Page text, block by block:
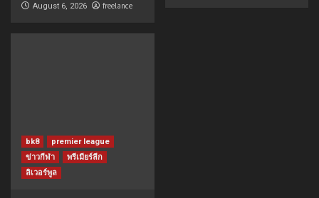
August 6, 2026 freelance
bk8
premier league
ข่าวกีฬา
พรีเมียร์ลีก
ลิเวอร์พูล